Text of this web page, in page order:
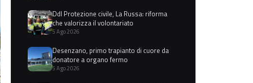
Ddl Protezione civile, La Russa: riforma
che valorizza il volontariato
5 Ago 2026
Desenzano, primo trapianto di cuore da
donatore a organo fermo
5 Ago 2026